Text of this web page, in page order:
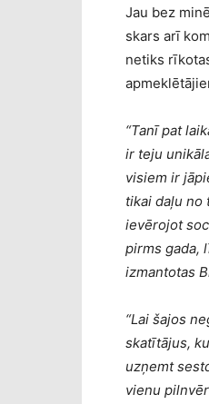
Jau bez
skars arī
netiks
“Tanī pat
ir teju
visiem ir
tikai daļu no
ievērojot
pirms gada,
izmantotas
“Lai šajos
skatītājus,
uzņemt
vienu